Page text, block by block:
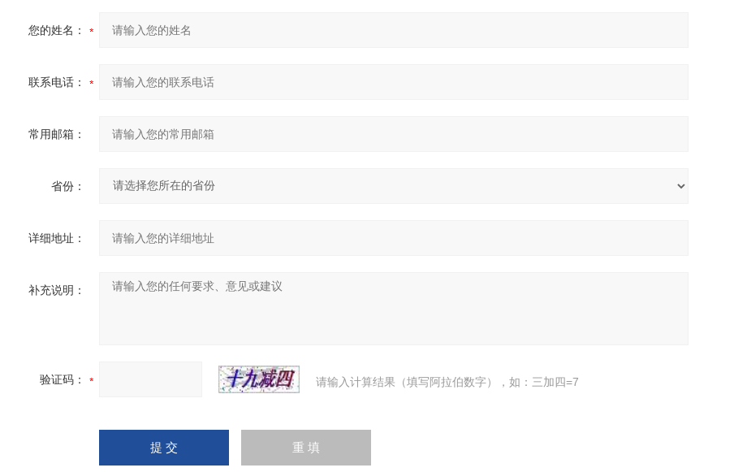
您的姓名：
联系电话：
常用邮箱：
省份：
详细地址：
补充说明：
验证码： 请输入计算结果（填写阿拉伯数字），如：三加四=7